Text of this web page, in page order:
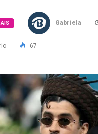
Gabriela
67